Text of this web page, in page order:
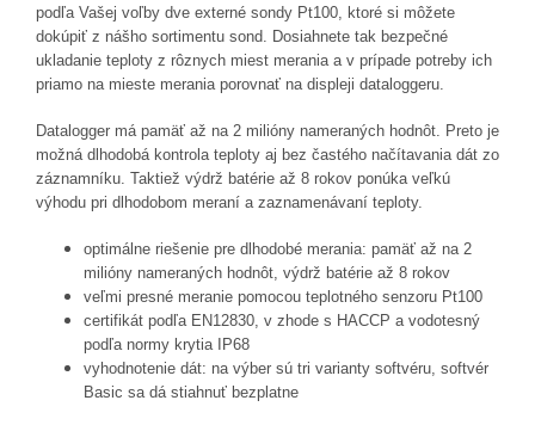
podľa Vašej voľby dve externé sondy Pt100, ktoré si môžete
dokúpiť z nášho sortimentu sond. Dosiahnete tak bezpečné
ukladanie teploty z rôznych miest merania a v prípade potreby ich
priamo na mieste merania porovnať na displeji dataloggeru.
Datalogger má pamäť až na 2 milióny nameraných hodnôt. Preto je
možná dlhodobá kontrola teploty aj bez častého načítavania dát zo
záznamníku. Taktiež výdrž batérie až 8 rokov ponúka veľkú
výhodu pri dlhodobom meraní a zaznamenávaní teploty.
optimálne riešenie pre dlhodobé merania: pamäť až na 2
milióny nameraných hodnôt, výdrž batérie až 8 rokov
veľmi presné meranie pomocou teplotného senzoru Pt100
certifikát podľa EN12830, v zhode s HACCP a vodotesný
podľa normy krytia IP68
vyhodnotenie dát: na výber sú tri varianty softvéru, softvér
Basic sa dá stiahnuť bezplatne